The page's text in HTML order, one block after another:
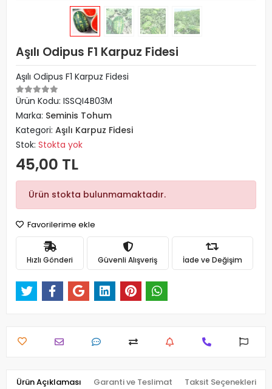
Aşılı Odipus F1 Karpuz Fidesi
Aşılı Odipus F1 Karpuz Fidesi
Ürün Kodu: ISSQI4B03M
Marka: Seminis Tohum
Kategori: Aşılı Karpuz Fidesi
Stok: Stokta yok
45,00 TL
Ürün stokta bulunmamaktadır.
Favorilerime ekle
Hızlı Gönderi Güvenli Alışveriş İade ve Değişim
Ürün Açıklaması Garanti ve Teslimat Taksit Seçenekleri